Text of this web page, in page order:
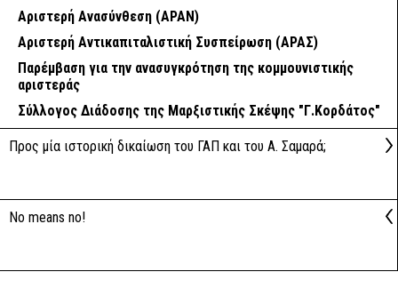
Αριστερή Ανασύνθεση (ΑΡΑΝ)
Αριστερή Αντικαπιταλιστική Συσπείρωση (ΑΡΑΣ)
Παρέμβαση για την ανασυγκρότηση της κομμουνιστικής
αριστεράς
Σύλλογος Διάδοσης της Μαρξιστικής Σκέψης "Γ.Κορδάτος"
Προς μία ιστορική δικαίωση του ΓΑΠ και του Α. Σαμαρά;
Νο means no!